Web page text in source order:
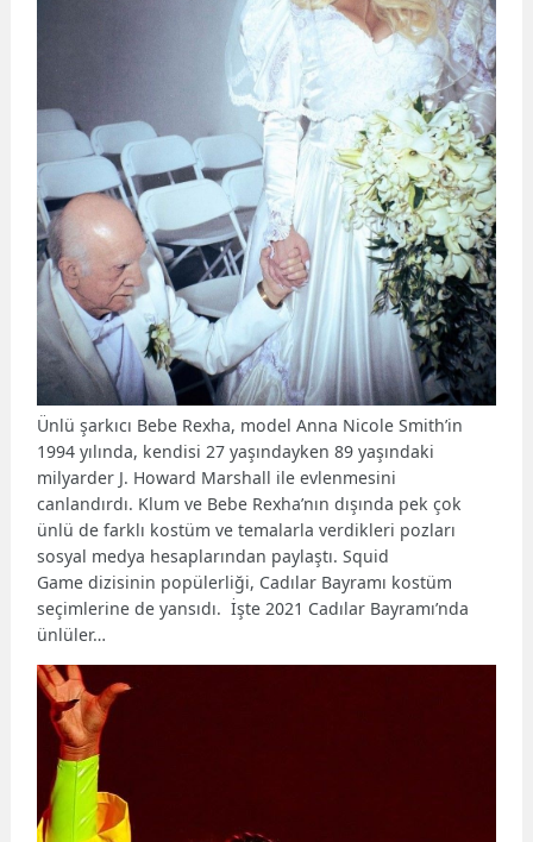
Ünlü şarkıcı Bebe Rexha, model Anna Nicole Smith’in
1994 yılında, kendisi 27 yaşındayken 89 yaşındaki
milyarder J. Howard Marshall ile evlenmesini
canlandırdı. Klum ve Bebe Rexha’nın dışında pek çok
ünlü de farklı kostüm ve temalarla verdikleri pozları
sosyal medya hesaplarından paylaştı. Squid
Game dizisinin popülerliği, Cadılar Bayramı kostüm
seçimlerine de yansıdı. İşte 2021 Cadılar Bayramı’nda
ünlüler…